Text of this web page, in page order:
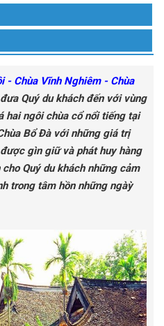
- Chùa Vĩnh Nghiêm - Chùa
Quý du khách đến với vùng
hai ngôi chùa cổ nổi tiếng tại
Bổ Đà với những giá trị
gìn giữ và phát huy hàng
Quý du khách những cảm
trong tâm hồn những ngàỳ